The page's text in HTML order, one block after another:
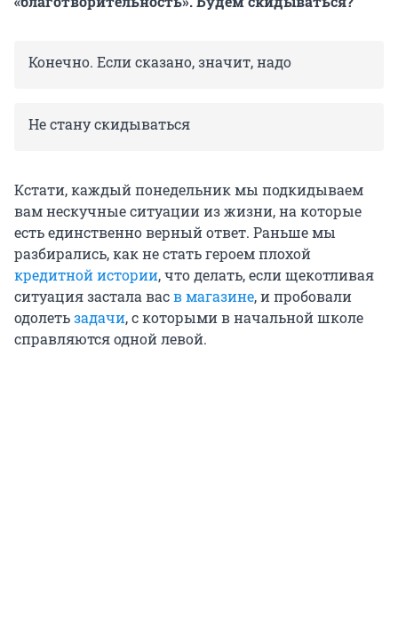
Конечно. Если сказано, значит, надо
Не стану скидываться
Кстати, каждый понедельник мы подкидываем
вам нескучные ситуации из жизни, на которые
есть единственно верный ответ. Раньше мы
разбирались, как не стать героем плохой
кредитной истории, что делать, если щекотливая
ситуация застала васв магазине, и пробовали
одолетьзадачи, с которыми в начальной школе
справляются одной левой.